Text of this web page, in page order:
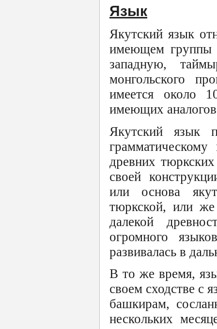
Язык
Якутский язык
имеющем группы
западную,
монгольского
имеется около
имеющих
Якутский язык
древних
своей
или основа
тюркской, или же
далекой
огромного
развивалась в
В то же время,
своем сходстве с
башкирам,
нескольких